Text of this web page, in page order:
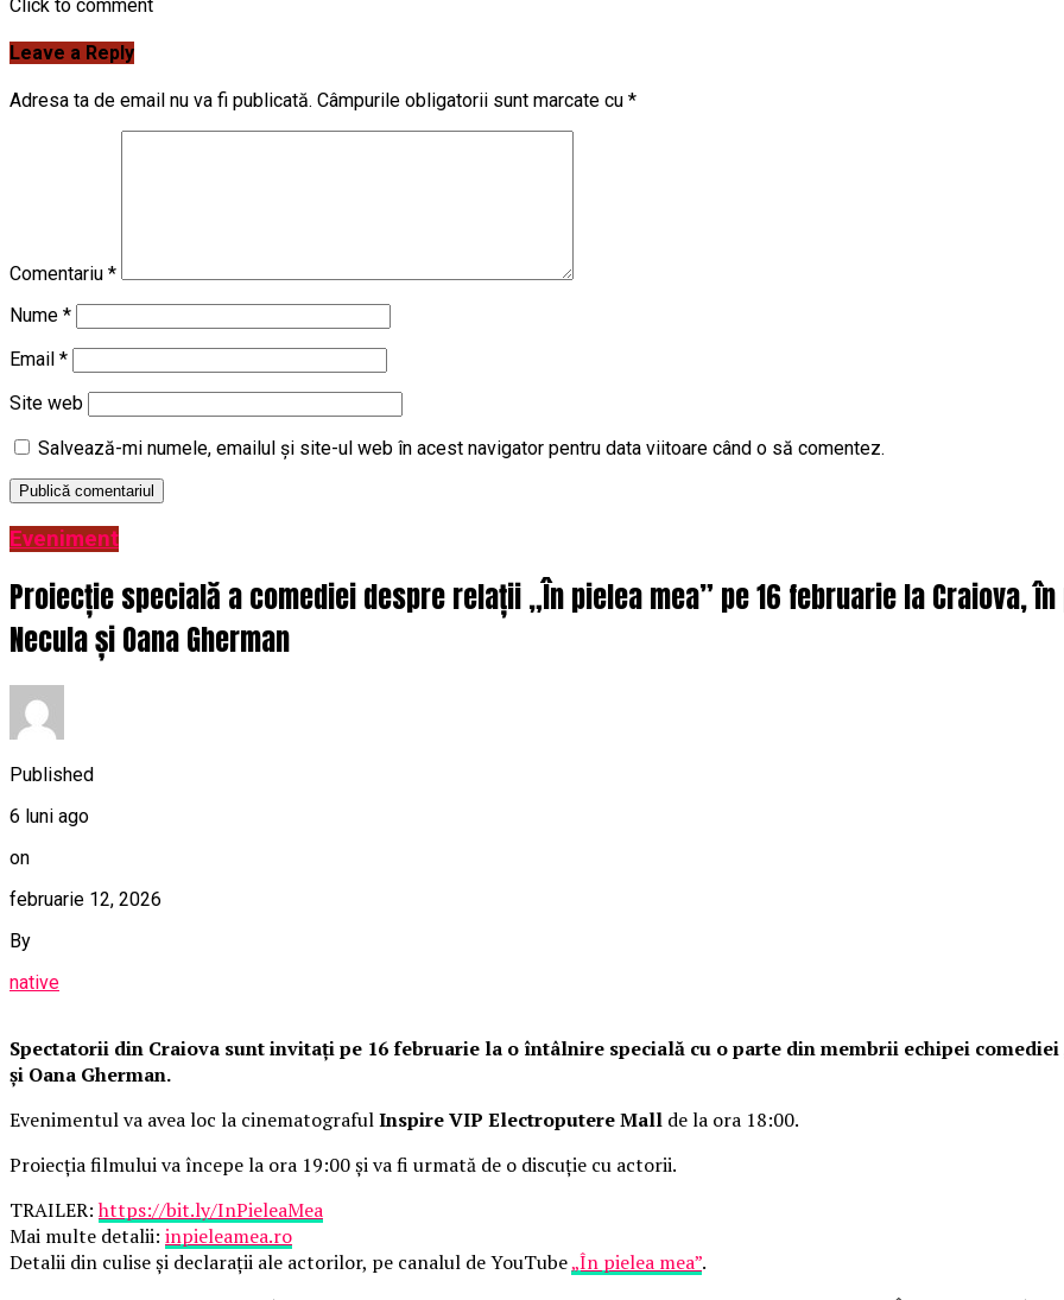
Click to comment
Leave a Reply
Adresa ta de email nu va fi publicată. Câmpurile obligatorii sunt marcate cu *
Comentariu *
Nume *
Email *
Site web
Salvează-mi numele, emailul și site-ul web în acest navigator pentru data viitoare când o să comentez.
Eveniment
Proiecție specială a comediei despre relații „În pielea mea” pe 16 februarie la Craiova,
Necula și Oana Gherman
Published
6 luni ago
on
februarie 12, 2026
By
native
Spectatorii din Craiova sunt invitați pe 16 februarie la o întâlnire specială cu o parte din membrii echipei
și Oana Gherman.
Evenimentul va avea loc la cinematografulInspire VIP Electroputere Mall de la ora 18:00.
Proiecția filmului va începe la ora 19:00 și va fi urmată de o discuție cu actorii.
TRAILER:https://bit.ly/InPieleaMea
Mai multe detalii: inpieleamea.ro
Detalii din culise și declarații ale actorilor, pe canalul de YouTube„În pielea mea”.